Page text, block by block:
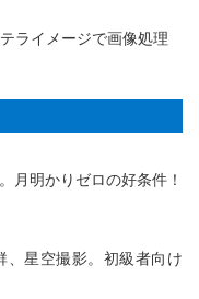
ライメージで画像処理
月明かりゼロの好条件！
、星空撮影。初級者向け